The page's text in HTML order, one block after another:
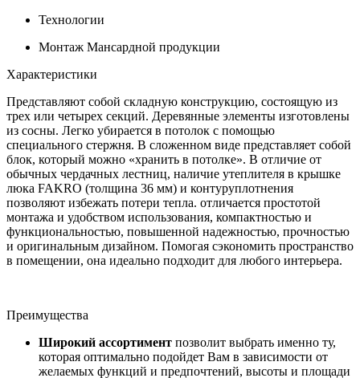
Технологии
Монтаж Мансардной продукции
Характеристики
Представляют собой складную конструкцию, состоящую из
трех или четырех секций. Деревянные элементы изготовлены
из сосны. Легко убирается в потолок с помощью
специального стержня. В сложенном виде представляет собой
блок, который можно «хранить в потолке». В отличие от
обычных чердачных лестниц, наличие утеплителя в крышке
люка FAKRO (толщина 36 мм) и контуруплотнения
позволяют избежать потери тепла. отличается простотой
монтажа и удобством использования, компактностью и
функциональностью, повышенной надежностью, прочностью
и оригинальным дизайном. Помогая сэкономить пространство
в помещении, она идеально подходит для любого интерьера.
Преимущества
Широкий ассортимент позволит выбрать именно ту,
которая оптимально подойдет Вам в зависимости от
желаемых функций и предпочтений, высоты и площади